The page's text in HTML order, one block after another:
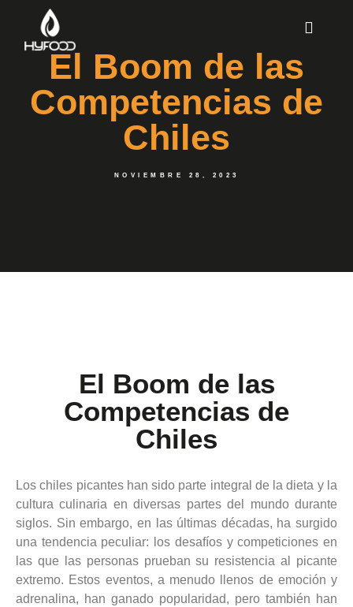
El Boom de las
Competencias de
Chiles
NOVIEMBRE 28, 2023
El Boom de las
Competencias de
Chiles
Los chiles picantes han sido parte integral de la dieta y la
cultura culinaria en diversas partes del mundo durante
siglos. Sin embargo, en las últimas décadas, ha surgido
una tendencia peculiar: los desafíos y competiciones en
las que las personas prueban su resistencia al picante
extremo. Estos eventos, a menudo llenos de emoción y
adrenalina, han ganado popularidad, pero también han